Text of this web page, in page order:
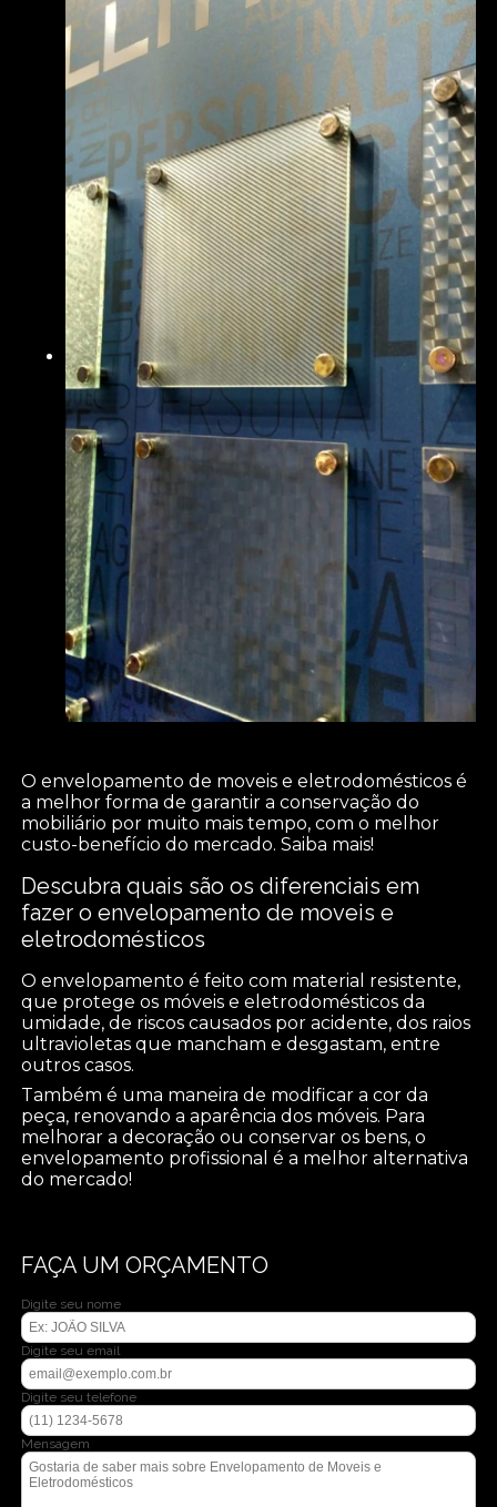
O envelopamento de moveis e eletrodomésticos é
a melhor forma de garantir a conservação do
mobiliário por muito mais tempo, com o melhor
custo-benefício do mercado. Saiba mais!
Descubra quais são os diferenciais em
fazer o envelopamento de moveis e
eletrodomésticos
O envelopamento é feito com material resistente,
que protege os móveis e eletrodomésticos da
umidade, de riscos causados por acidente, dos raios
ultravioletas que mancham e desgastam, entre
outros casos.
Também é uma maneira de modificar a cor da
peça, renovando a aparência dos móveis. Para
melhorar a decoração ou conservar os bens, o
envelopamento profissional é a melhor alternativa
do mercado!
FAÇA UM ORÇAMENTO
Digite seu nome
Digite seu email
Digite seu telefone
Mensagem